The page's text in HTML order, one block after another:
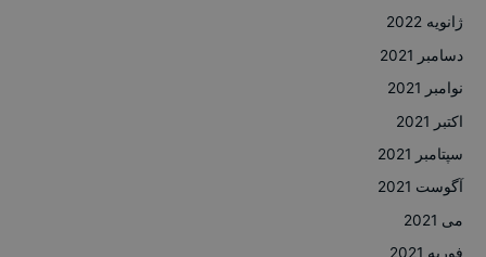
ژانویه 2022
دسامبر 2021
نوامبر 2021
اکتبر 2021
سپتامبر 2021
آگوست 2021
می 2021
فوریه 2021